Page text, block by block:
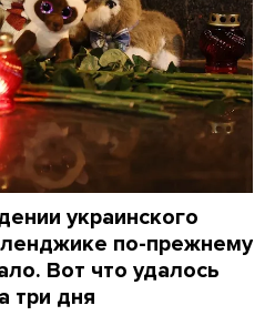
украинского
по-прежнему
Вот что удалось
три дня